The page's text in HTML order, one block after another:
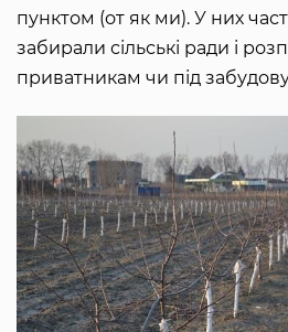
пунктом (от як ми). У них
забирали сільські ради і
приватникам чи під